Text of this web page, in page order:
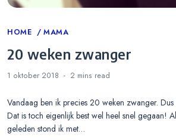
Categories
HOME MAMA
20 weken zwanger
1 oktober 2018 2 mins read
Vandaag ben ik precies 20 weken zwanger.
Dat is toch eigenlijk best wel heel snel gegaan!
geleden stond ik met…